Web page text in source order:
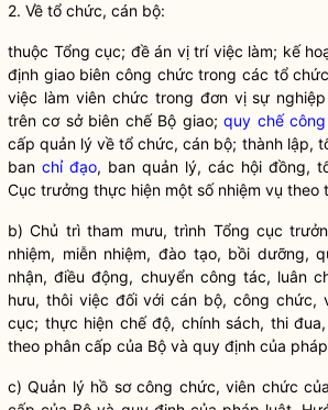
2. Về tổ chức, cán bộ:
thuộc Tổng cục; đề án vị trí việc làm; kế
định giao biên công chức trong các tổ
việc làm viên chức trong đơn vị sự
trên cơ sở biên chế Bộ giao;quy chế
cấp quản lý về tổ chức, cán bộ; thành lập,
ban chỉ đạo, ban quản lý, các hội đồng,
Cục trưởng thực hiện một số nhiệm vụ theo
b) Chủ trì tham mưu, trình Tổng cục
nhiệm, miễn nhiệm, đào tạo, bồi dưỡng,
nhận, điều động, chuyển công tác, luân
hưu, thôi việc đối với cán bộ, công chức,
cục; thực hiện chế độ, chính sách, thi
theo phân cấp của Bộ và quy định của pháp
c) Quản lý hồ sơ công chức, viên chức